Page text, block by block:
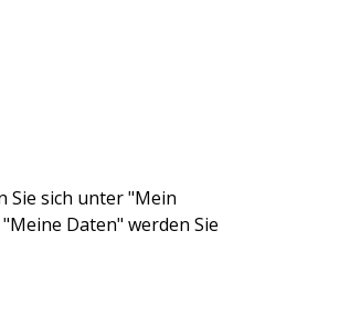
Sie sich unter "Mein
Daten" werden Sie